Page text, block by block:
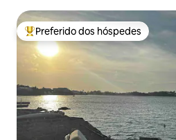
Entre os melhores preferidos dos
Preferido dos hóspedes